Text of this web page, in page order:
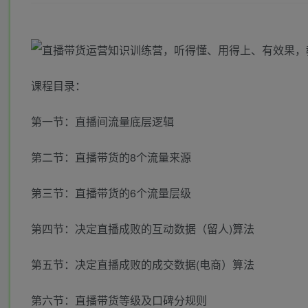
课程目录：
第一节：直播间流量底层逻辑
第二节：直播带货的8个流量来源
第三节：直播带货的6个流量层级
第四节：决定直播成败的互动数据（留人)算法
第五节：决定直播成败的成交数据(电商）算法
第六节：直播带货等级及口碑分规则